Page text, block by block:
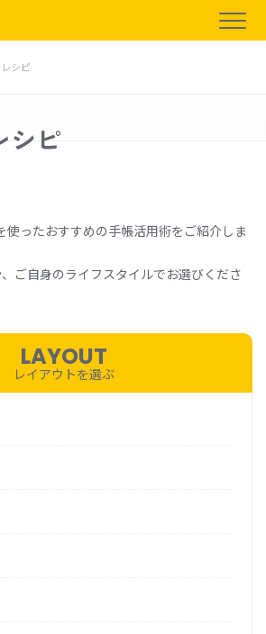
シピ
シピ
使ったおすすめの手帳活用術をご紹介しま
ご自身のライフスタイルでお選びくださ
LAYOUT
レイアウトを選ぶ